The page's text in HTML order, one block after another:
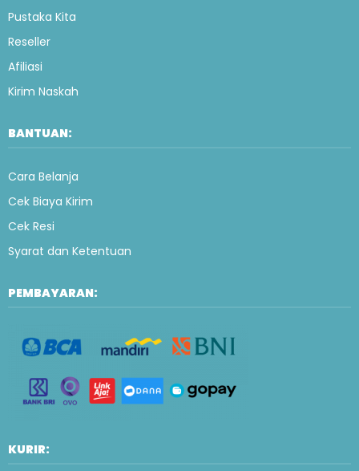
Pustaka Kita
Reseller
Afiliasi
Kirim Naskah
BANTUAN:
Cara Belanja
Cek Biaya Kirim
Cek Resi
Syarat dan Ketentuan
PEMBAYARAN:
KURIR: